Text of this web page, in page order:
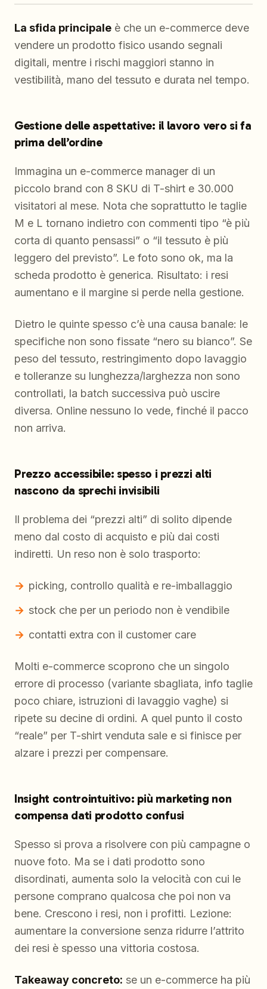
La sfida principale è che un e-commerce deve
vendere un prodotto fisico usando segnali
digitali, mentre i rischi maggiori stanno in
vestibilità, mano del tessuto e durata nel tempo.
Gestione delle aspettative: il lavoro vero si fa
prima dell’ordine
Immagina un e-commerce manager di un
piccolo brand con 8 SKU di T-shirt e 30.000
visitatori al mese. Nota che soprattutto le taglie
M e L tornano indietro con commenti tipo “è più
corta di quanto pensassi” o “il tessuto è più
leggero del previsto”. Le foto sono ok, ma la
scheda prodotto è generica. Risultato: i resi
aumentano e il margine si perde nella gestione.
Dietro le quinte spesso c’è una causa banale: le
specifiche non sono fissate “nero su bianco”. Se
peso del tessuto, restringimento dopo lavaggio
e tolleranze su lunghezza/larghezza non sono
controllati, la batch successiva può uscire
diversa. Online nessuno lo vede, finché il pacco
non arriva.
Prezzo accessibile: spesso i prezzi alti
nascono da sprechi invisibili
Il problema dei “prezzi alti” di solito dipende
meno dal costo di acquisto e più dai costi
indiretti. Un reso non è solo trasporto:
picking, controllo qualità e re-imballaggio
stock che per un periodo non è vendibile
contatti extra con il customer care
Molti e-commerce scoprono che un singolo
errore di processo (variante sbagliata, info taglie
poco chiare, istruzioni di lavaggio vaghe) si
ripete su decine di ordini. A quel punto il costo
“reale” per T-shirt venduta sale e si finisce per
alzare i prezzi per compensare.
Insight controintuitivo: più marketing non
compensa dati prodotto confusi
Spesso si prova a risolvere con più campagne o
nuove foto. Ma se i dati prodotto sono
disordinati, aumenta solo la velocità con cui le
persone comprano qualcosa che poi non va
bene. Crescono i resi, non i profitti. Lezione:
aumentare la conversione senza ridurre l’attrito
dei resi è spesso una vittoria costosa.
Takeaway concreto: se un e-commerce ha più